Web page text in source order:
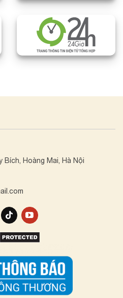
Bích, Hoàng Mai, Hà Nội